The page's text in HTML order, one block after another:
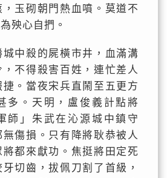
玉砌朝門熱血噴。莫道不
殃心自捫。
中殺的屍橫市井，血滿溝
不得殺害百姓，連忙差人
。當夜宋兵直鬧至五更方
多。天明，盧俊義計點將
師」朱武在沁源城中鎮守
傷損。只有降將耿恭被人
都來獻功。焦挺將田定死
切齒，拔佩刀割了首級，